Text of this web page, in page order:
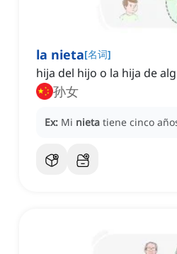
la nieta[名词]
hija del hijo o la hija de
孙女
Ex: Mi nieta tiene cinco